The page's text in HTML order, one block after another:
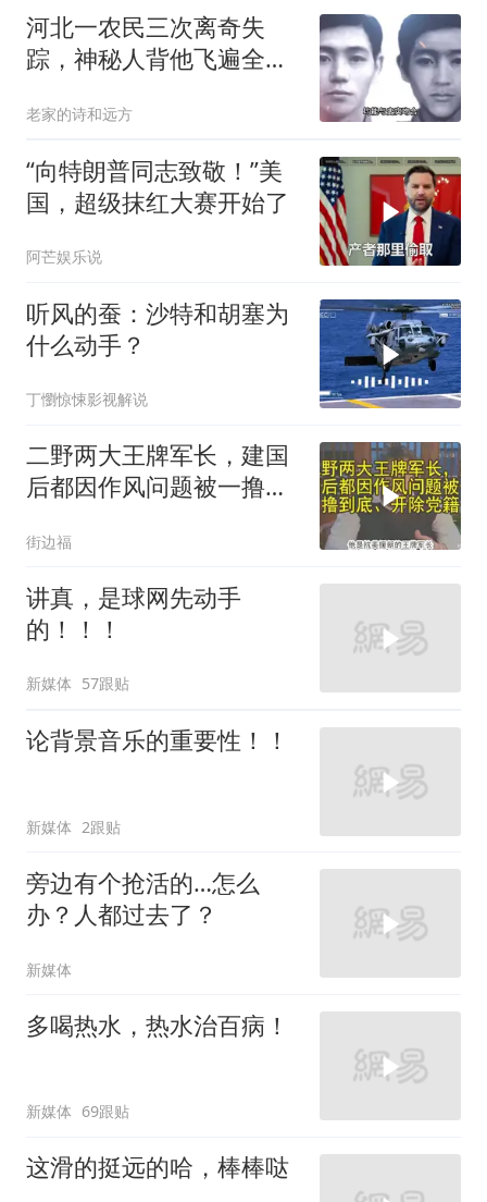
河北一农民三次离奇失
踪，神秘人背他飞遍全中
老家的诗和远方
“向特朗普同志致敬！”美
国，超级抹红大赛开始了
阿芒娱乐说
听风的蚕：沙特和胡塞为
什么动手？
丁懰惊悚影视解说
二野两大王牌军长，建国
后都因作风问题被一撸到
街边福
讲真，是球网先动手
的！！！
新媒体 57跟贴
论背景音乐的重要性！！
新媒体 2跟贴
旁边有个抢活的…怎么
办？人都过去了？
新媒体
多喝热水，热水治百病！
新媒体 69跟贴
这滑的挺远的哈，棒棒哒